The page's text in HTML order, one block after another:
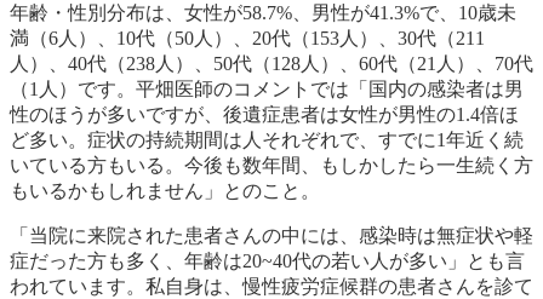
年齢・性別分布は、女性が58.7%、男性が41.3%で、10歳未
満（6人）、10代（50人）、20代（153人）、30代（211
人）、40代（238人）、50代（128人）、60代（21人）、70代
（1人）です。平畑医師のコメントでは「国内の感染者は男
性のほうが多いですが、後遺症患者は女性が男性の1.4倍ほ
ど多い。症状の持続期間は人それぞれで、すでに1年近く続
いている方もいる。今後も数年間、もしかしたら一生続く方
もいるかもしれません」とのこと。
「 当院に来院された患者さんの中には、感染時は無症状や軽
症だった方も多く、年齢は20~40代の若い人が多い 」とも言
われています。私自身は、慢性疲労症候群の患者さんを診て